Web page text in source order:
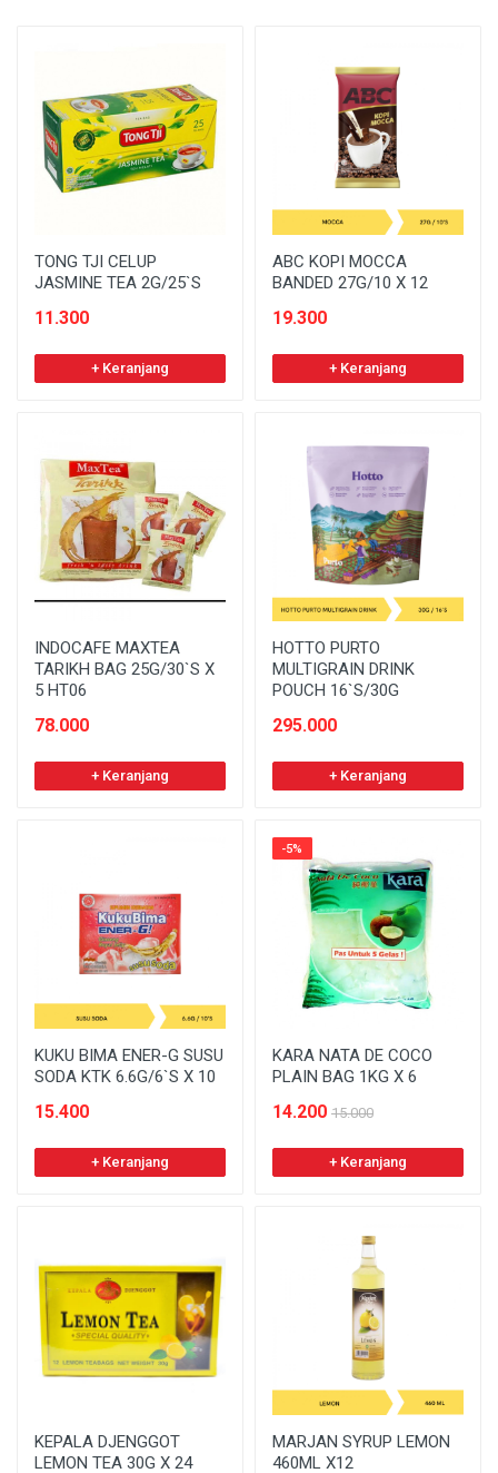
TONG TJI CELUP
JASMINE TEA 2G/25`S
11.300
+ Keranjang
ABC KOPI MOCCA
BANDED 27G/10 X 12
19.300
+ Keranjang
INDOCAFE MAXTEA
TARIKH BAG 25G/30`S X
5 HT06
78.000
+ Keranjang
HOTTO PURTO
MULTIGRAIN DRINK
POUCH 16`S/30G
295.000
+ Keranjang
KUKU BIMA ENER-G SUSU
SODA KTK 6.6G/6`S X 10
15.400
+ Keranjang
-5%
KARA NATA DE COCO
PLAIN BAG 1KG X 6
14.200 15.000
+ Keranjang
KEPALA DJENGGOT
LEMON TEA 30G X 24
MARJAN SYRUP LEMON
460ML X12